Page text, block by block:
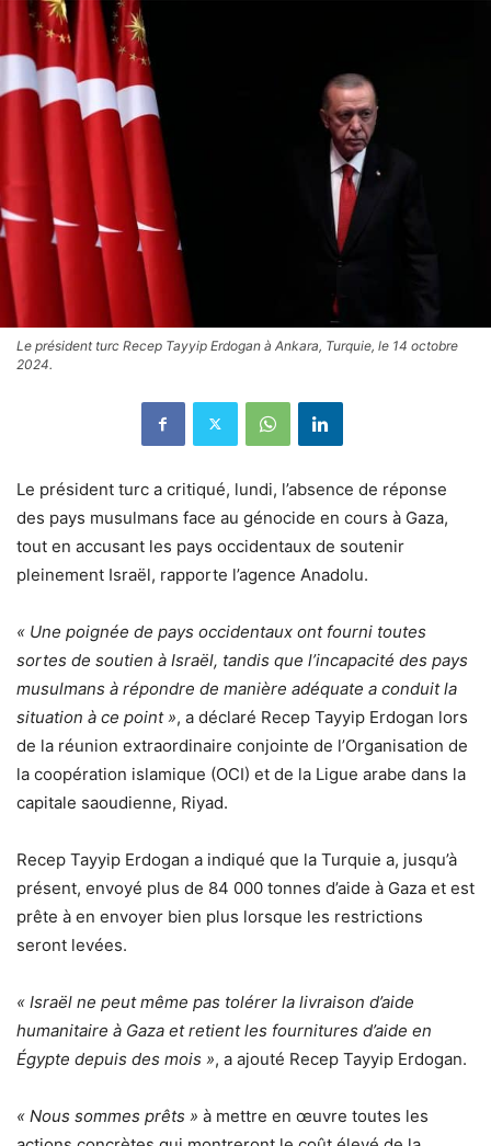
Le président turc Recep Tayyip Erdogan à Ankara, Turquie, le 14 octobre
2024.
Le président turc a critiqué, lundi, l’absence de réponse
des pays musulmans face au génocide en cours à Gaza,
tout en accusant les pays occidentaux de soutenir
pleinement Israël, rapporte l’agence Anadolu.
« Une poignée de pays occidentaux ont fourni toutes
sortes de soutien à Israël, tandis que l’incapacité des pays
musulmans à répondre de manière adéquate a conduit la
situation à ce point », a déclaré Recep Tayyip Erdogan lors
de la réunion extraordinaire conjointe de l’Organisation de
la coopération islamique (OCI) et de la Ligue arabe dans la
capitale saoudienne, Riyad.
Recep Tayyip Erdogan a indiqué que la Turquie a, jusqu’à
présent, envoyé plus de 84 000 tonnes d’aide à Gaza et est
prête à en envoyer bien plus lorsque les restrictions
seront levées.
« Israël ne peut même pas tolérer la livraison d’aide
humanitaire à Gaza et retient les fournitures d’aide en
Égypte depuis des mois », a ajouté Recep Tayyip Erdogan.
« Nous sommes prêts » à mettre en œuvre toutes les